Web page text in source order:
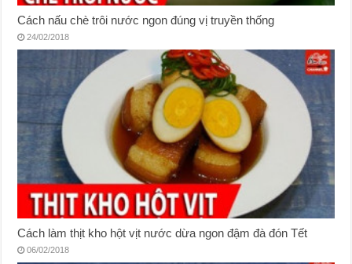
Cách nấu chè trôi nước ngon đúng vị truyền thống
24/02/2018
Cách làm thịt kho hột vịt nước dừa ngon đậm đà đón Tết
06/02/2018